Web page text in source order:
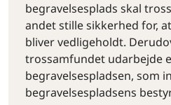
begravelsesplads skal
andet stille sikkerhed for,
bliver vedligeholdt.
trossamfundet udarbejde
begravelsespladsen, som
begravelsespladsens